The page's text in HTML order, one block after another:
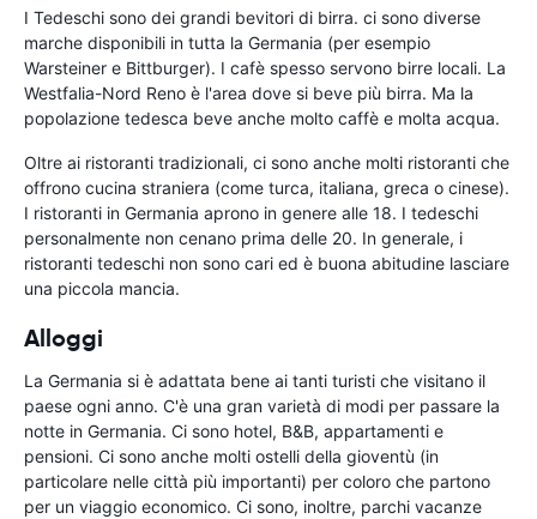
I Tedeschi sono dei grandi bevitori di birra. ci sono diverse
marche disponibili in tutta la Germania (per esempio
Warsteiner e Bittburger). I cafè spesso servono birre locali. La
Westfalia-Nord Reno è l'area dove si beve più birra. Ma la
popolazione tedesca beve anche molto caffè e molta acqua.
Oltre ai ristoranti tradizionali, ci sono anche molti ristoranti che
offrono cucina straniera (come turca, italiana, greca o cinese).
I ristoranti in Germania aprono in genere alle 18. I tedeschi
personalmente non cenano prima delle 20. In generale, i
ristoranti tedeschi non sono cari ed è buona abitudine lasciare
una piccola mancia.
Alloggi
La Germania si è adattata bene ai tanti turisti che visitano il
paese ogni anno. C'è una gran varietà di modi per passare la
notte in Germania. Ci sono hotel, B&B, appartamenti e
pensioni. Ci sono anche molti ostelli della gioventù (in
particolare nelle città più importanti) per coloro che partono
per un viaggio economico. Ci sono, inoltre, parchi vacanze